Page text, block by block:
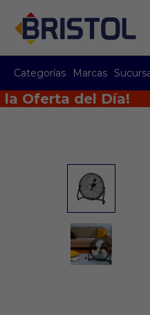
Categorías Marcas
del Día!